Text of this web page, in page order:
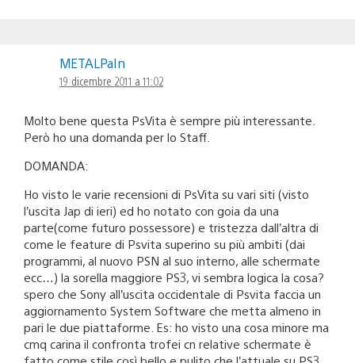
METALPaIn
19 dicembre 2011 a 11:02
Molto bene questa PsVita è sempre più interessante.
Però ho una domanda per lo Staff.
DOMANDA:
Ho visto le varie recensioni di PsVita su vari siti (visto
l’uscita Jap di ieri) ed ho notato con goia da una
parte(come futuro possessore) e tristezza dall’altra di
come le feature di Psvita superino su più ambiti (dai
programmi, al nuovo PSN al suo interno, alle schermate
ecc…) la sorella maggiore PS3, vi sembra logica la cosa?
spero che Sony all’uscita occidentale di Psvita faccia un
aggiornamento System Software che metta almeno in
pari le due piattaforme. Es: ho visto una cosa minore ma
cmq carina il confronta trofei cn relative schermate è